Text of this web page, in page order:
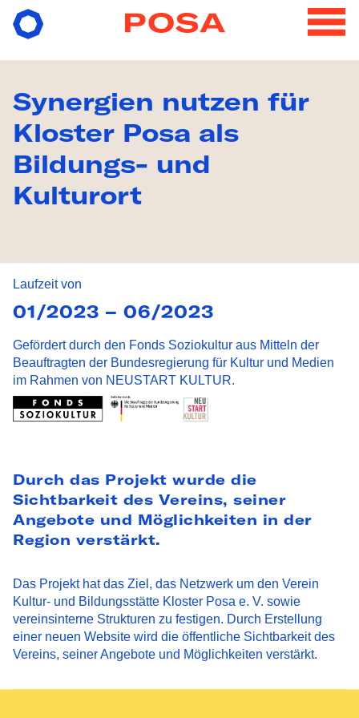
VERANSTALTUNGEN
PROJEKTE
ANGEBOTE
Synergien nutzen für
Kloster Posa als
Bildungs- und
Kulturort
Laufzeit von
01/2023 – 06/2023
Gefördert durch den Fonds Soziokultur aus Mitteln der
Beauftragten der Bundesregierung für Kultur und Medien
im Rahmen von NEUSTART KULTUR.
Durch das Projekt wurde die
Sichtbarkeit des Vereins, seiner
Angebote und Möglichkeiten in der
Region verstärkt.
Das Projekt hat das Ziel, das Netzwerk um den Verein
Kultur- und Bildungsstätte Kloster Posa e. V. sowie
vereinsinterne Strukturen zu festigen. Durch Erstellung
einer neuen Website wird die öffentliche Sichtbarkeit des
Vereins, seiner Angebote und Möglichkeiten verstärkt.